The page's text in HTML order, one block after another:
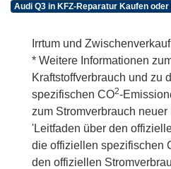
Audi Q3 in KFZ-Reparatur Kaufen oder
Irrtum und
* Weitere Informationen
Kraftstoffverbrauch und zu
spezifischen CO2-
zum Stromverbrauch
'Leitfaden über den
die offiziellen spezifischen
den offiziellen